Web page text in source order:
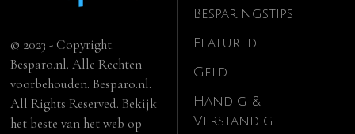
© 2023 - Copyright.
Besparo.nl. Alle Rechten
voorbehouden. Besparo.nl.
All Rights Reserved. Bekijk
het beste van het web op
Besparingstips
Featured
Geld
Handig &
Verstandig